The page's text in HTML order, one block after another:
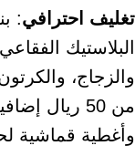
تغليف احترافي:
البلاستيك
والزجاج،
من 50
وأغطية قماشية